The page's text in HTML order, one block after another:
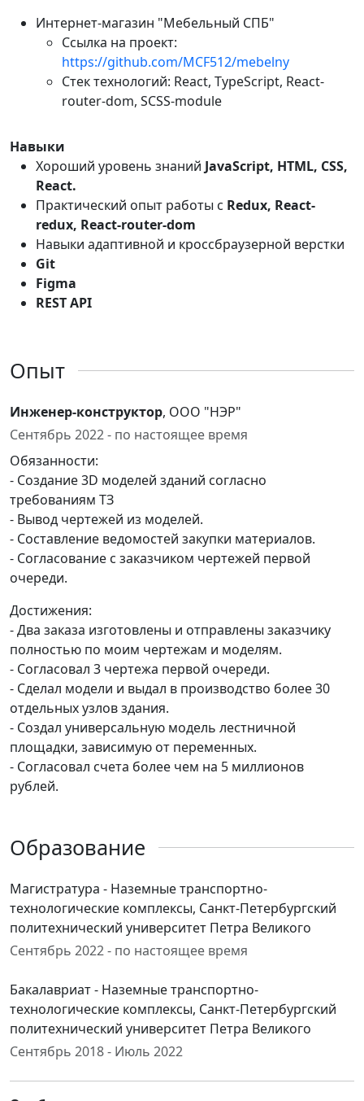
Интернет-магазин "Мебельный СПБ"
Ссылка на проект:
https://github.com/MCF512/mebelny
Стек технологий: React, TypeScript, React-
router-dom, SCSS-module
Навыки
Хороший уровень знаний JavaScript, HTML, CSS,
React.
Практический опыт работы с Redux, React-
redux, React-router-dom
Навыки адаптивной и кроссбраузерной верстки
Git
Figma
REST API
Опыт
Инженер-конструктор, ООО "НЭР"
Сентябрь 2022 - по настоящее время
Обязанности:
- Создание 3D моделей зданий согласно
требованиям ТЗ
- Вывод чертежей из моделей.
- Составление ведомостей закупки материалов.
- Согласование с заказчиком чертежей первой
очереди.
Достижения:
- Два заказа изготовлены и отправлены заказчику
полностью по моим чертежам и моделям.
- Согласовал 3 чертежа первой очереди.
- Сделал модели и выдал в производство более 30
отдельных узлов здания.
- Создал универсальную модель лестничной
площадки, зависимую от переменных.
- Согласовал счета более чем на 5 миллионов
рублей.
Образование
Магистратура - Наземные транспортно-
технологические комплексы, Санкт-Петербургский
политехнический университет Петра Великого
Сентябрь 2022 - по настоящее время
Бакалавриат - Наземные транспортно-
технологические комплексы, Санкт-Петербургский
политехнический университет Петра Великого
Сентябрь 2018 - Июль 2022